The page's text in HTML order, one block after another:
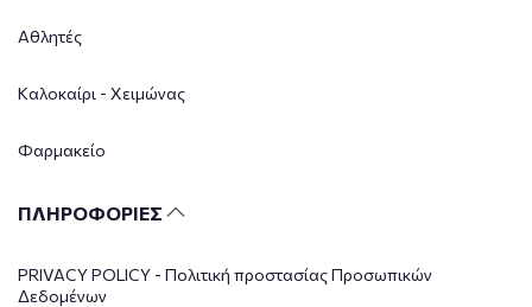
Αθλητές
Καλοκαίρι - Χειμώνας
Φαρμακείο
ΠΛΗΡΟΦΟΡΙΕΣ
PRIVACY POLICY - Πολιτική προστασίας Προσωπικών
Δεδομένων